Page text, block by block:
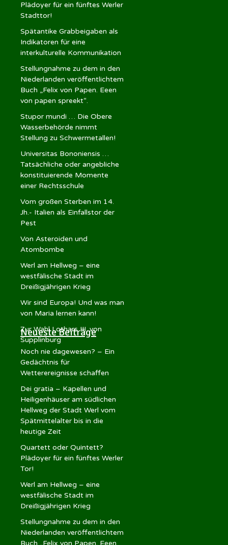
Plädoyer für ein fünftes Werler
Stadttor!
Spätantike Grabbeigaben als
Indikatoren für eine
interkulturelle Kommunikation
Stellungnahme zu dem in den
Niederlanden veröffentlichtem
Buch „Felix von Papen. Eeen
von papen spreekt“.
Stupor mundi … Die Obere
Wasserbehörde nimmt
Stellung zu Schwermetallen!
Universitas Bononiensis …
Tatsächliche oder angebliche
konstituierende Momente
einer Rechtsschule
Vom großen Sterben im 14.
Jh.- Italien als Einfallstor der
Pest
Von Asteroiden und
Atombombe
Werl am Hellweg – eine
westfälische Stadt im
Dreißigjährigen Krieg
Wir sind Europa! Und was man
von Maria lernen kann!
Zur Wahl Lothars III. von
Supplinburg
Neueste Beiträge
Noch nie dagewesen? – Ein
Gedächtnis für
Wetterereignisse schaffen
Dei gratia – Kapellen und
Heiligenhäuser am südlichen
Hellweg der Stadt Werl vom
Spätmittelalter bis in die
heutige Zeit
Quartett oder Quintett?
Plädoyer für ein fünftes Werler
Tor!
Werl am Hellweg – eine
westfälische Stadt im
Dreißigjährigen Krieg
Stellungnahme zu dem in den
Niederlanden veröffentlichtem